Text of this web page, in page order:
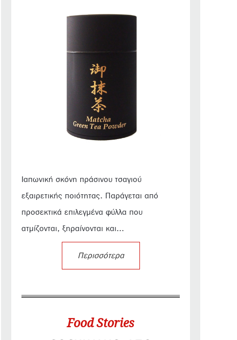
Ιαπωνική σκόνη πράσινου τσαγιού
εξαιρετικής ποιότητας. Παράγεται από
προσεκτικά επιλεγμένα φύλλα που
ατμίζονται, ξηραίνονται και...
Περισσότερα
Food Stories